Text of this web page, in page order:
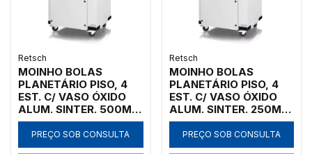
Retsch
MOINHO BOLAS
PLANETÁRIO PISO, 4
EST. C/ VASO ÓXIDO
ALUM. SINTER. 500ML,
INICIAL <10MM, FINAL
<1UM
PREÇO SOB CONSULTA
Retsch
MOINHO BOLAS
PLANETÁRIO PISO, 4
EST. C/ VASO ÓXIDO
ALUM. SINTER. 250ML,
INICIAL <10MM, FINAL
<1UM
PREÇO SOB CONSULTA